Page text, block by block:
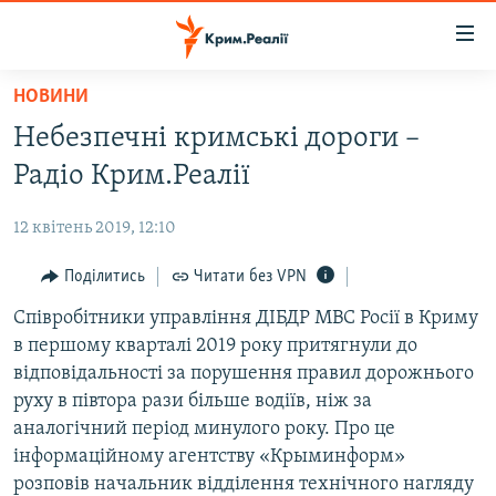
Перейти
основного
матеріалу
до
навігації
Перейти
до
пошуку
НОВИНИ
ВІДЕО ТА ФОТО
ПОЛІТИКА
БЛОГИ
ПОГЛЯД
ІНТЕРВ'Ю
ВСЕ ЗА ДЕНЬ
СПЕЦПРОЕКТИ
ДЕПОРТАЦІЯ
ЯК ОБІЙТИ БЛОКУВАННЯ
НОВИНИ
Небезпечні кримські дороги –
Радіо Крим.Реалії
12 квітень 2019, 12:10
Поділитись Читати без VPN
Співробітники управління ДІБДР МВС Росії в Криму
в першому кварталі 2019 року притягнули до
відповідальності за порушення правил дорожнього
руху в півтора рази більше водіїв, ніж за
аналогічний період минулого року. Про це
інформаційному агентству «Крыминформ»
розповів начальник відділення технічного нагляду